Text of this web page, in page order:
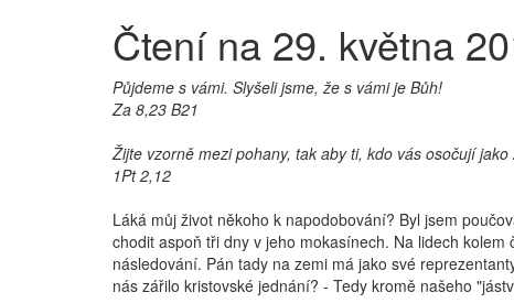
Čtení na 29. května
Půjdeme s vámi. Slyšeli jsme, že s vámi je Bůh!
Za 8,23 B21
Žijte vzorně mezi pohany, tak aby ti, kdo vás osočují
1Pt 2,12
Láká můj život někoho k napodobování? Byl jsem
chodit aspoň tři dny v jeho mokasínech. Na lidech
následování. Pán tady na zemi má jako své
nás zářilo kristovské jednání? - Tedy kromě našeho